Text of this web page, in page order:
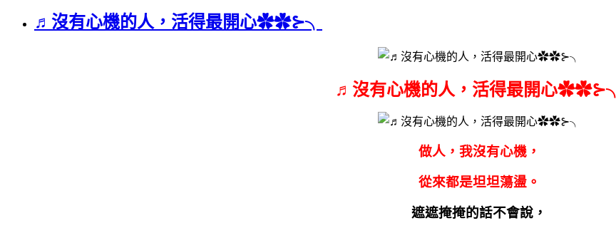
♬沒有心機的人，活得最開心✿✿⊱╮
♬沒有心機的人，活得最開心✿✿⊱╮
做人，我沒有心機，
從來都是坦坦蕩盪。
遮遮掩掩的話不會說，